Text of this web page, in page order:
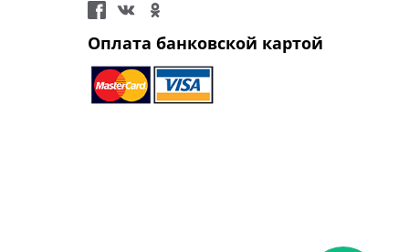
Оплата банковской картой